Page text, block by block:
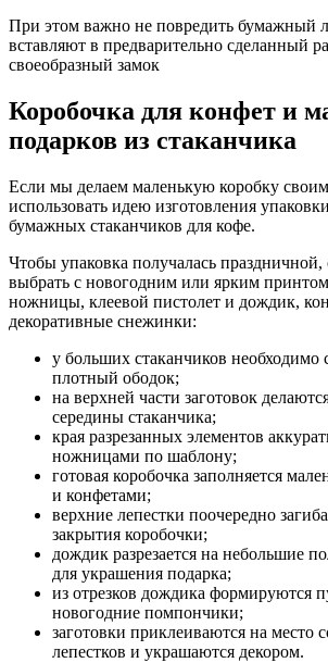
При этом важно не повредить бумажный
вставляют в предварительно сделанный
своеобразный замок
Коробочка для конфет и
подарков из стаканчика
Если мы делаем маленькую коробку
использовать идею изготовления
бумажных стаканчиков для кофе.
Чтобы упаковка получалась
выбрать с новогодним или ярким
ножницы, клеевой пистолет и дождик,
декоративные снежинки:
у больших стаканчиков необходимо
плотный ободок;
на верхней части заготовок
середины стаканчика;
края разрезанных элементов
ножницами по шаблону;
готовая коробочка заполняется
и конфетами;
верхние лепестки поочередно
закрытия коробочки;
дождик разрезается на небольшие
для украшения подарка;
из отрезков дождика формируются
новогодние помпончики;
заготовки приклеиваются на место
лепестков и украшаются декором.